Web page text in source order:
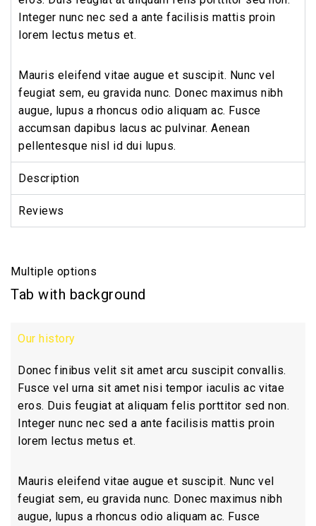
Integer nunc nec sed a ante facilisis mattis proin
lorem lectus metus et.
Mauris eleifend vitae augue et suscipit. Nunc vel
feugiat sem, eu gravida nunc. Donec maximus nibh
augue, lupus a rhoncus odio aliquam ac. Fusce
accumsan dapibus lacus ac pulvinar. Aenean
pellentesque nisl id dui lupus.
Description
Reviews
Multiple options
Tab with background
Our history
Donec finibus velit sit amet arcu suscipit convallis.
Fusce vel urna sit amet nisi tempor iaculis ac vitae
eros. Duis feugiat at aliquam felis porttitor sed non.
Integer nunc nec sed a ante facilisis mattis proin
lorem lectus metus et.
Mauris eleifend vitae augue et suscipit. Nunc vel
feugiat sem, eu gravida nunc. Donec maximus nibh
augue, lupus a rhoncus odio aliquam ac. Fusce